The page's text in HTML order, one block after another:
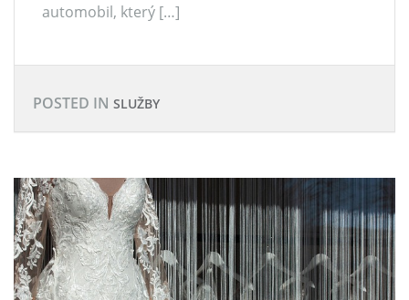
automobil, který […]
POSTED IN SLUŽBY